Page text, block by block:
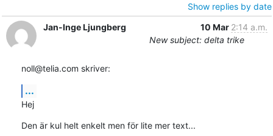
Show replies by date
Jan-Inge Ljungberg
10 Mar 2:14 a.m.
New subject: delta trike
noll@telia.com skriver:
...
Hej
Den är kul helt enkelt men för lite mer text...